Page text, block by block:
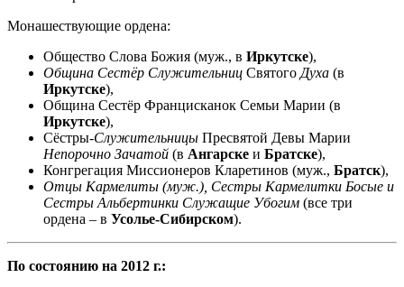
Монашествующие ордена:
Общество Слова Божия (муж., в Иркутске),
Община Сестёр Служительниц Святого Духа (в
Иркутске),
Община Сестёр Францисканок Семьи Марии (в
Иркутске),
Сёстры-Служительницы Пресвятой Девы Марии
Непорочно Зачатой (в Ангарске и Братске),
Конгрегация Миссионеров Кларетинов (муж., Братск),
Отцы Кармелиты (муж.), Сестры Кармелитки Босые и
Сестры Альбертинки Служащие Убогим (все три
ордена – в Усолье-Сибирском).
По состоянию на 2012 г.: